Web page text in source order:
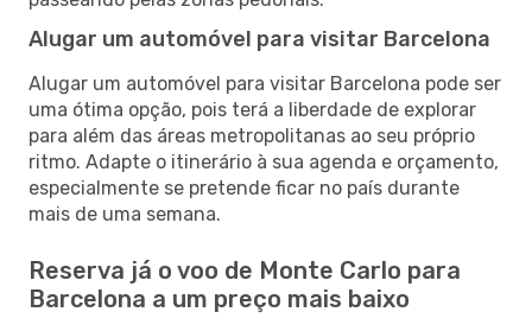
Alugar um automóvel para visitar Barcelona
Alugar um automóvel para visitar Barcelona pode ser
uma ótima opção, pois terá a liberdade de explorar
para além das áreas metropolitanas ao seu próprio
ritmo. Adapte o itinerário à sua agenda e orçamento,
especialmente se pretende ficar no país durante
mais de uma semana.
Reserva já o voo de Monte Carlo para
Barcelona a um preço mais baixo